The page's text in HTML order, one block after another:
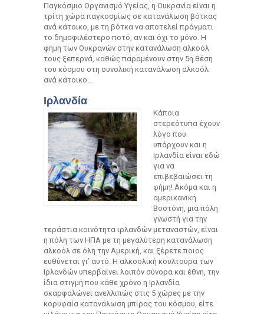
Παγκόσμιο Οργανισμό Υγείας, η Ουκρανία είναι η
τρίτη χώρα παγκοσμίως σε κατανάλωση βότκας
ανά κάτοικο, με τη βότκα να αποτελεί πράγματι
το δημοφιλέστερο ποτό, αν και όχι το μόνο. Η
φήμη των Ουκρανών στην κατανάλωση αλκοόλ
τους ξεπερνά, καθώς παραμένουν στην 5η θέση
του κόσμου στη συνολική κατανάλωση αλκοόλ
ανά κάτοικο…
Ιρλανδία
Κάποια
στερεότυπα έχουν
λόγο που
υπάρχουν και η
Ιρλανδία είναι εδώ
για να
επιβεβαιώσει τη
φήμη! Ακόμα και η
αμερικανική
Βοστόνη, μια πόλη
γνωστή για την
τεράστια κοινότητα ιρλανδών μεταναστών, είναι
η πόλη των ΗΠΑ με τη μεγαλύτερη κατανάλωση
αλκοόλ σε όλη την Αμερική, και ξέρετε ποιος
ευθύνεται γι’ αυτό. Η αλκοολική κουλτούρα των
Ιρλανδών υπερβαίνει λοιπόν σύνορα και έθνη, την
ίδια στιγμή που κάθε χρόνο η Ιρλανδία
σκαρφαλώνει ανελλιπώς στις 5 χώρες με την
κορυφαία κατανάλωση μπίρας του κόσμου, είτε